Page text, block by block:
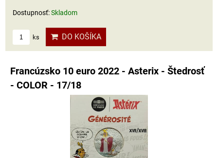
Dostupnosť:Skladom
ks DO KOŠÍKA
Francúzsko 10 euro 2022 - Asterix - Štedrosť
- COLOR - 17/18